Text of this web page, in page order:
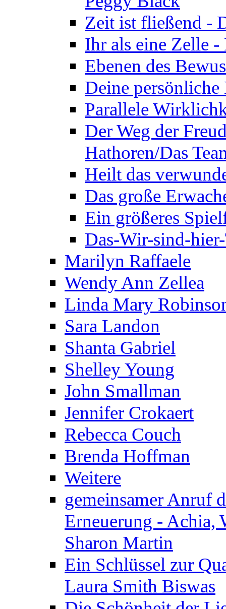
Zeit ist fließend -
Ihr als eine Zelle -
Ebenen des
Deine
Parallele
Der Weg der
Hathoren/Das
Heilt das
Das große
Ein größeres
Das-Wir-sind-
Marilyn Raffaele
Wendy Ann Zellea
Linda Mary
Sara Landon
Shanta Gabriel
Shelley Young
John Smallman
Jennifer Crokaert
Rebecca Couch
Brenda Hoffman
Weitere
gemeinsamer Anruf
Erneuerung - Achia,
Sharon Martin
Ein Schlüssel zur
Laura Smith Biswas